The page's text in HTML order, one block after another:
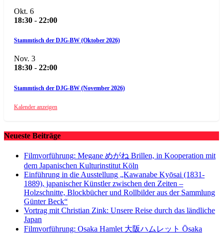
Okt. 6
18:30 - 22:00
Stammtisch der DJG-BW (Oktober 2026)
Nov. 3
18:30 - 22:00
Stammtisch der DJG-BW (November 2026)
Kalender anzeigen
Neueste Beiträge
Filmvorführung: Megane めがね Brillen, in Kooperation mit
dem Japanischen Kulturinstitut Köln
Einführung in die Ausstellung „Kawanabe Kyōsai (1831-
1889), japanischer Künstler zwischen den Zeiten –
Holzschnitte, Blockbücher und Rollbilder aus der Sammlung
Günter Beck“
Vortrag mit Christian Zink: Unsere Reise durch das ländliche
Japan
Filmvorführung: Osaka Hamlet 大阪ハムレット Ōsaka